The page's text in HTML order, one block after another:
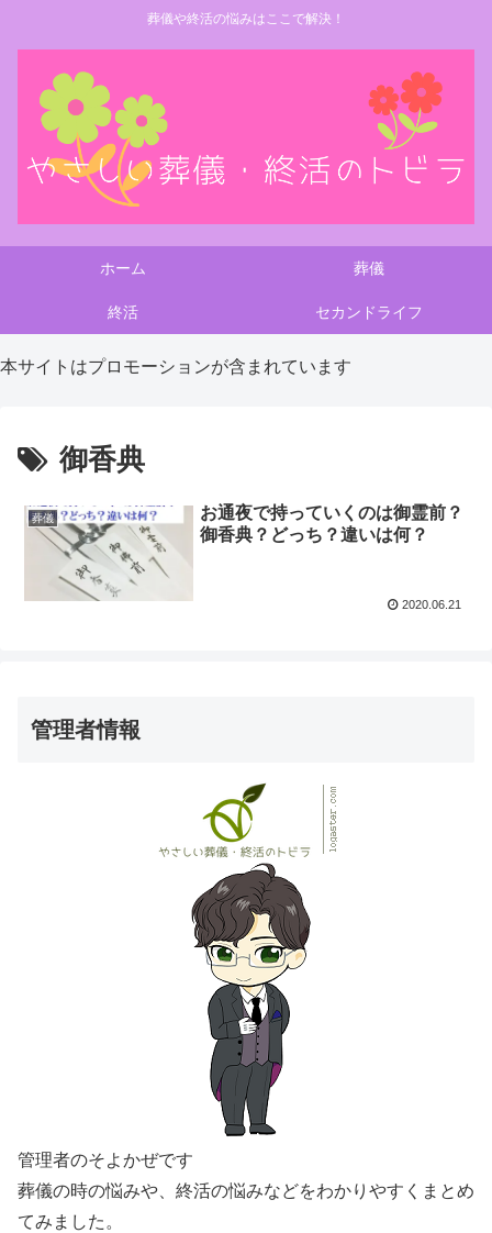
葬儀や終活の悩みはここで解決！
ホーム 葬儀
終活 セカンドライフ
本サイトはプロモーションが含まれています
御香典
葬儀
お通夜で持っていくのは御霊前？
御香典？どっち？違いは何？
2020.06.21
管理者情報
管理者のそよかぜです
葬儀の時の悩みや、終活の悩みなどをわかりやすくまとめ
てみました。